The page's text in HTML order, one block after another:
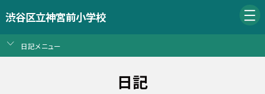
渋谷区立神宮前小学校
日記メニュー
日記